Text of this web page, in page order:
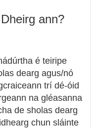
ann?
é teiripe
dearg agus/nó
trí dé-óid
na gléasanna
de sholas dearg
chun sláinte